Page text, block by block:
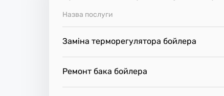
Назва послуги
Заміна терморегулятора бойлера
Ремонт бака бойлера